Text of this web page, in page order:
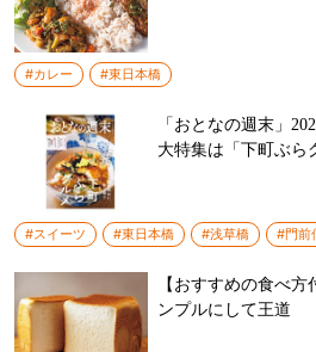
#カレー #東日本橋
「おとなの週末」
大特集は「下町ぶら
#スイーツ #東日本橋 #浅草橋 #門前
【おすすめの食べ
ンプルにして王道